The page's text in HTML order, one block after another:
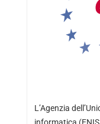
L’Agenzia